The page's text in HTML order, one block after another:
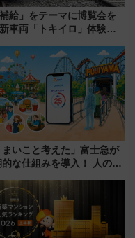
給」をテーマに博覧会を
車両「トキイロ」体験ブ
まいこと考えた」富士急が
的な仕組みを導入！ 人のか
始動